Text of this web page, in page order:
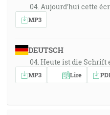
04. Aujourd'hui cette
MP3
DEUTSCH
04. Heute ist die Schrift
MP3 Lire